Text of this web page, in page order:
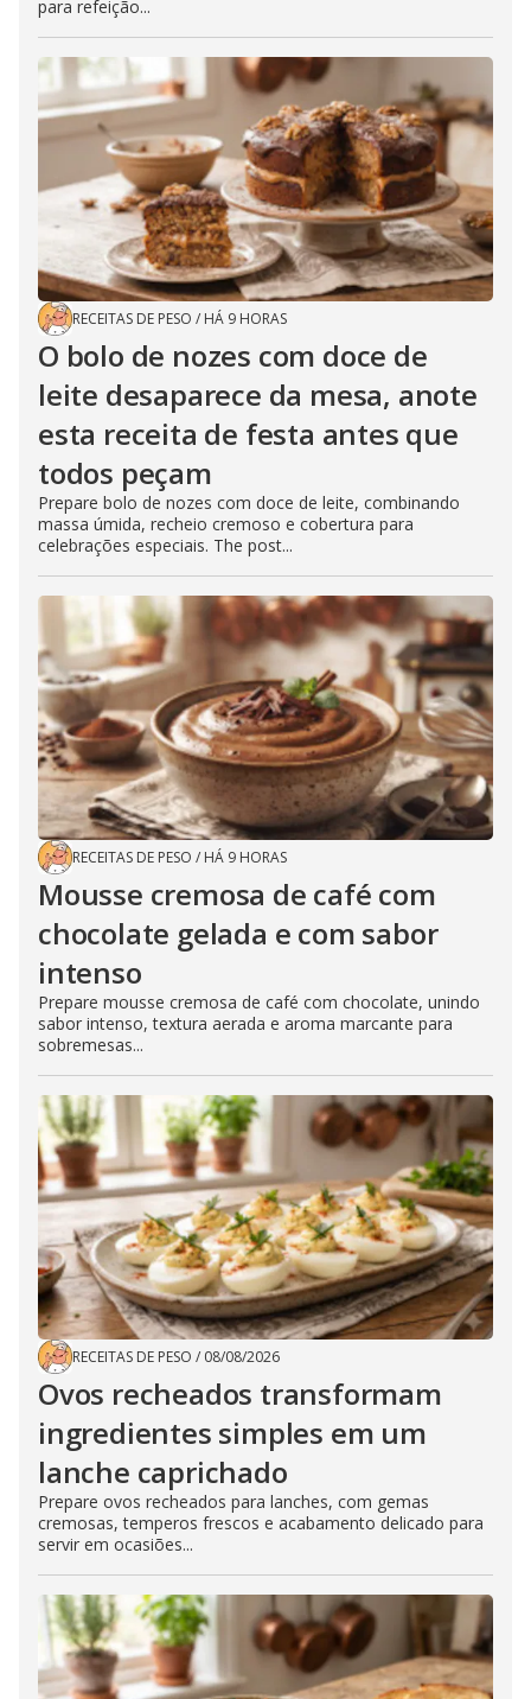
para refeição...
RECEITAS DE PESO / HÁ 9 HORAS
O bolo de nozes com doce de
leite desaparece da mesa, anote
esta receita de festa antes que
todos peçam
Prepare bolo de nozes com doce de leite, combinando
massa úmida, recheio cremoso e cobertura para
celebrações especiais. The post...
RECEITAS DE PESO / HÁ 9 HORAS
Mousse cremosa de café com
chocolate gelada e com sabor
intenso
Prepare mousse cremosa de café com chocolate, unindo
sabor intenso, textura aerada e aroma marcante para
sobremesas...
RECEITAS DE PESO / 08/08/2026
Ovos recheados transformam
ingredientes simples em um
lanche caprichado
Prepare ovos recheados para lanches, com gemas
cremosas, temperos frescos e acabamento delicado para
servir em ocasiões...